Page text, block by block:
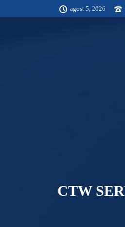
agost 5, 2026
CTW